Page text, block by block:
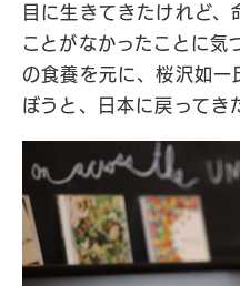
目に生きてきたけれど、
ことがなかったことに気
の食養を元に、桜沢如一
ぼうと、日本に戻ってき